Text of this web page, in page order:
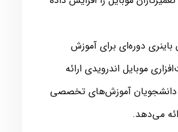
باینری دوره‌ای برای آموزش
موبایل اندرویدی ارائه
آموزش‌های تخصصی
می‌دهد.